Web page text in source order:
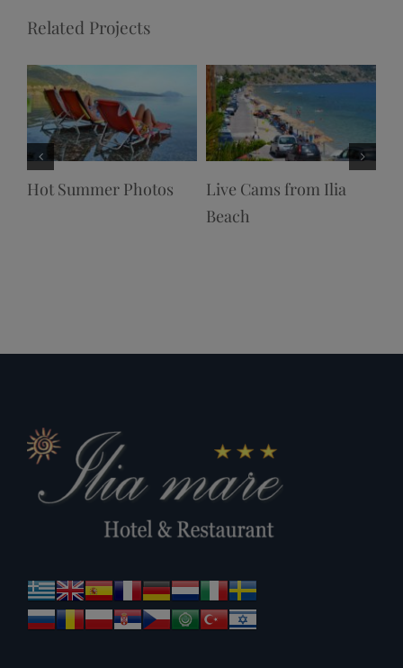
Related Projects
Hot Summer Photos
Live Cams from Ilia
Beach